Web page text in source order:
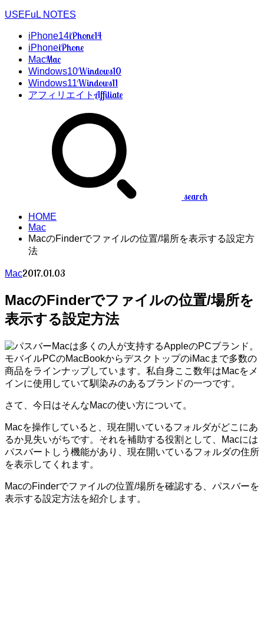
USEFuL NOTES
iPhone14iPhone14
iPhoneiPhone
MacMac
Windows10Windows10
Windows11Windows11
アフィリエイトAffiliate
search
HOME
Mac
MacのFinderでファイルの位置/場所を表示する設定方
法
Mac2017.01.03
MacのFinderでファイルの位置/場所を
表示する設定方法
Macは多くの人が支持するAppleのPCブランド。
モバイルPCのMacBookからデスクトップのiMacまで多数の
商品をラインナップしています。私自身ここ数年はMacをメ
インに使用していて馴染みのあるブランドの一つです。
さて、今日はそんなMacの使い方について。
Macを操作していると、現在開いているフォルダがどこにあ
るか見失いがちです。それを補助する役割として、Macには
パスバートしう機能があり、現在開いているフォルダの住所
を表示してくれます。
MacのFinderでファイルの位置/場所を確認する、パスバーを
表示する設定方法を紹介します。